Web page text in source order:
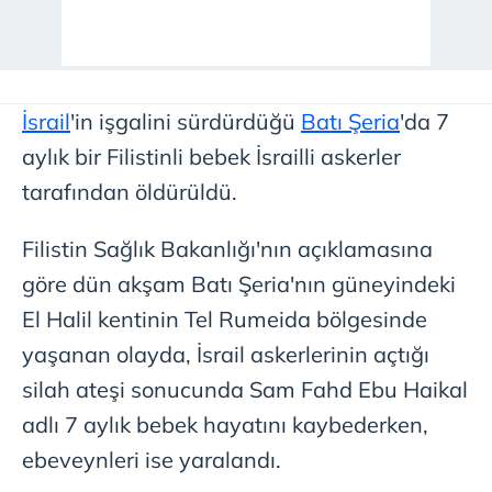
İsrail'in işgalini sürdürdüğü Batı Şeria'da 7
aylık bir Filistinli bebek İsrailli askerler
tarafından öldürüldü.
Filistin Sağlık Bakanlığı'nın açıklamasına
göre dün akşam Batı Şeria'nın güneyindeki
El Halil kentinin Tel Rumeida bölgesinde
yaşanan olayda, İsrail askerlerinin açtığı
silah ateşi sonucunda Sam Fahd Ebu Haikal
adlı 7 aylık bebek hayatını kaybederken,
ebeveynleri ise yaralandı.